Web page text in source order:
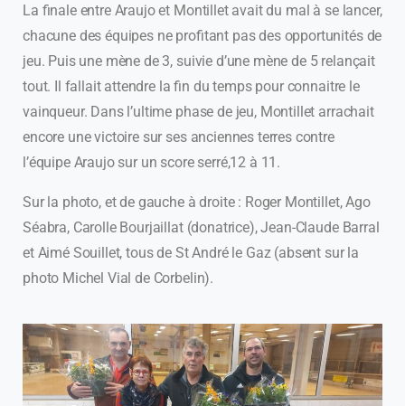
La finale entre Araujo et Montillet avait du mal à se lancer,
chacune des équipes ne profitant pas des opportunités de
jeu. Puis une mène de 3, suivie d’une mène de 5 relançait
tout. Il fallait attendre la fin du temps pour connaitre le
vainqueur. Dans l’ultime phase de jeu, Montillet arrachait
encore une victoire sur ses anciennes terres contre
l’équipe Araujo sur un score serré,12 à 11.
Sur la photo, et de gauche à droite : Roger Montillet, Ago
Séabra, Carolle Bourjaillat (donatrice), Jean-Claude Barral
et Aimé Souillet, tous de St André le Gaz (absent sur la
photo Michel Vial de Corbelin).